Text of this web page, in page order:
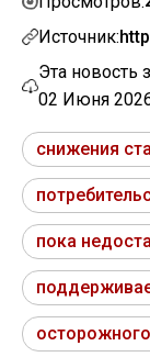
Источник:
Эта новость
02 Июня
снижения
пока